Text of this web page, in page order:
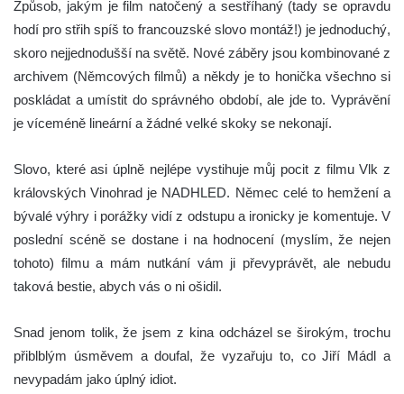
Způsob, jakým je film natočený a sestříhaný (tady se opravdu
hodí pro střih spíš to francouzské slovo montáž!) je jednoduchý,
skoro nejjednodušší na světě. Nové záběry jsou kombinované z
archivem (Němcových filmů) a někdy je to honička všechno si
poskládat a umístit do správného období, ale jde to. Vyprávění
je víceméně lineární a žádné velké skoky se nekonají.
Slovo, které asi úplně nejlépe vystihuje můj pocit z filmu Vlk z
královských Vinohrad je NADHLED. Němec celé to hemžení a
bývalé výhry i porážky vidí z odstupu a ironicky je komentuje. V
poslední scéně se dostane i na hodnocení (myslím, že nejen
tohoto) filmu a mám nutkání vám ji převyprávět, ale nebudu
taková bestie, abych vás o ni ošidil.
Snad jenom tolik, že jsem z kina odcházel se širokým, trochu
přiblblým úsměvem a doufal, že vyzařuju to, co Jiří Mádl a
nevypadám jako úplný idiot.